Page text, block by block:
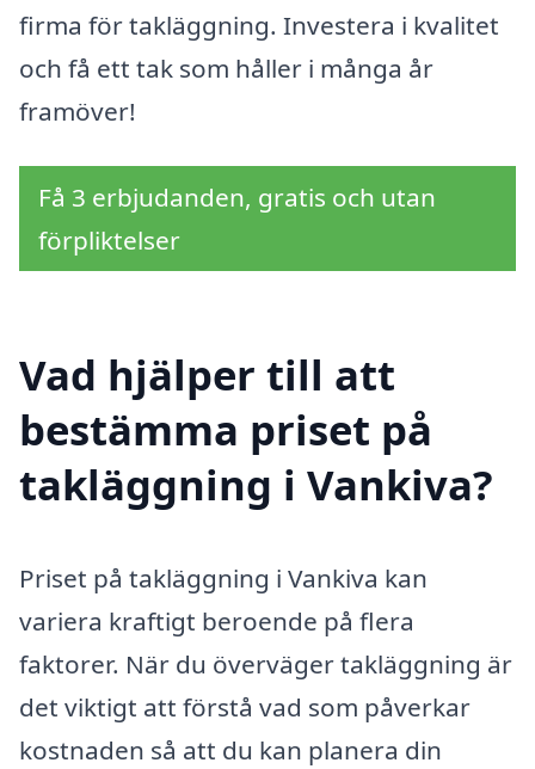
firma för takläggning. Investera i kvalitet
och få ett tak som håller i många år
framöver!
Få 3 erbjudanden, gratis och utan
förpliktelser
Vad hjälper till att
bestämma priset på
takläggning i Vankiva?
Priset på takläggning i Vankiva kan
variera kraftigt beroende på flera
faktorer. När du överväger takläggning är
det viktigt att förstå vad som påverkar
kostnaden så att du kan planera din